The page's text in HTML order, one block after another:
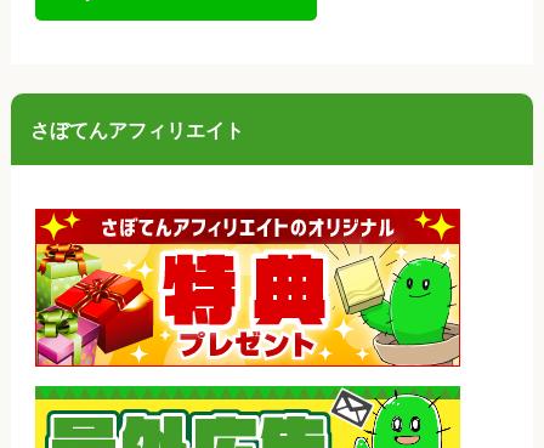
さぼてんアフィリエイト